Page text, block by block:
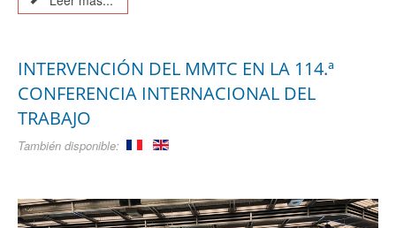
INTERVENCIÓN DEL MMTC EN LA 114.ª
CONFERENCIA INTERNACIONAL DEL
TRABAJO
También disponible: